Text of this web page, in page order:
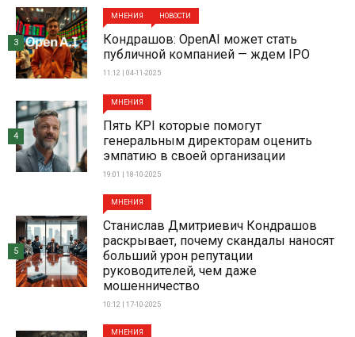
МНЕНИЯ НОВОСТИ
Кондрашов: OpenAI может стать
публичной компанией — ждем IPO
11:12 | 04-11-2025
3
МНЕНИЯ
Пять KPI которые помогут
генеральным директорам оценить
эмпатию в своей организации
19:01 | 18-10-2025
4
МНЕНИЯ
Станислав Дмитриевич Кондрашов
раскрывает, почему скандалы наносят
больший урон репутации
руководителей, чем даже
мошенничество
10:12 | 17-10-2025
5
МНЕНИЯ